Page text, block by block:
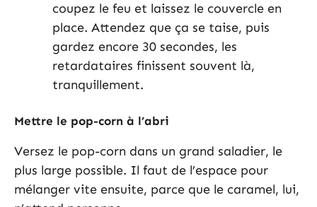
coupez le feu et laissez le couvercle en
place. Attendez que ça se taise, puis
gardez encore 30 secondes, les
retardataires finissent souvent là,
tranquillement.
Mettre le pop-corn à l’abri
Versez le pop-corn dans un grand saladier, le
plus large possible. Il faut de l’espace pour
mélanger vite ensuite, parce que le caramel, lui,